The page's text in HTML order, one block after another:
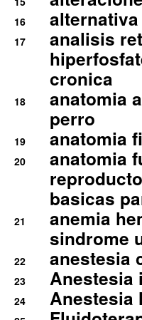
16
17
analisis
cronica
18
anatomia
perro
19 anatomia
20
anatomia
basicas
21
anemia
sindrome
22 anestesia
23 Anestesia
24 Anestesia